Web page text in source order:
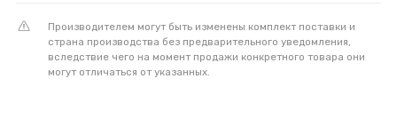
Производителем могут быть изменены комплект поставки и
страна производства без предварительного уведомления,
вследствие чего на момент продажи конкретного товара они
могут отличаться от указанных.